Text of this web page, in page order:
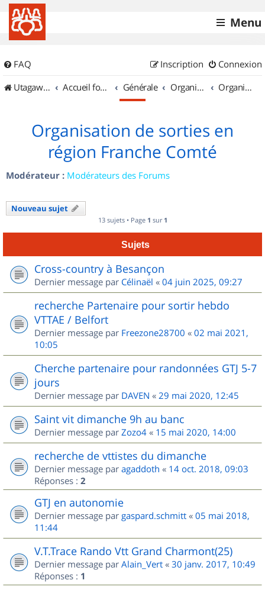
Menu
FAQ Connexion
Inscription
UtagawaVTT (Randos VTT et VTTAE avec traces GPS)
Accueil forum Générale Organisation de sorties & Recherche de partenaires Organisation de sorties en région Franche Comté
Organisation de sorties en
région Franche Comté
Modérateur : Modérateurs des Forums
Nouveau sujet
13 sujets • Page 1 sur 1
Sujets
Cross-country à Besançon
Dernier message par Célinaël « 04 juin 2025, 09:27
recherche Partenaire pour sortir hebdo
VTTAE / Belfort
Dernier message par Freezone28700 « 02 mai 2021,
10:05
Cherche partenaire pour randonnées GTJ 5-7
jours
Dernier message par DAVEN « 29 mai 2020, 12:45
Saint vit dimanche 9h au banc
Dernier message par Zozo4 « 15 mai 2020, 14:00
recherche de vttistes du dimanche
Dernier message par agaddoth « 14 oct. 2018, 09:03
Réponses : 2
GTJ en autonomie
Dernier message par gaspard.schmitt « 05 mai 2018,
11:44
V.T.Trace Rando Vtt Grand Charmont(25)
Dernier message par Alain_Vert « 30 janv. 2017, 10:49
Réponses : 1